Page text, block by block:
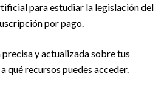
para estudiar la legislación del
por pago.
y actualizada sobre tus
qué recursos puedes acceder.